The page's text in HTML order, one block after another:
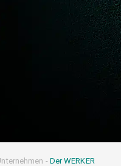
- Der WERKER